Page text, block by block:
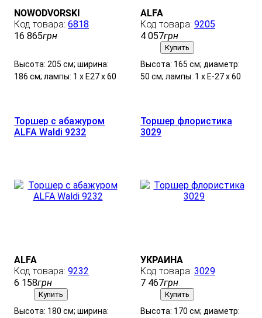
NOWODVORSKI
6818
16 865грн
Высота: 205 см; ширина:
186 см; лампы: 1 х Е27 х 60
ALFA
9205
4 057грн
Купить
Высота: 165 см; диаметр:
50 см; лампы: 1 х Е-27 х 60
Торшер с абажуром
ALFA Waldi 9232
ALFA
9232
6 158грн
Купить
Высота: 180 см; ширина:
Торшер флористика
3029
УКРАИНА
3029
7 467грн
Купить
Высота: 170 см; диаметр: